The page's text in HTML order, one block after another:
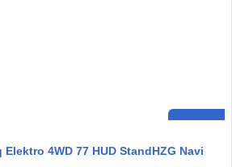
4WD 77 HUD StandHZG Navi